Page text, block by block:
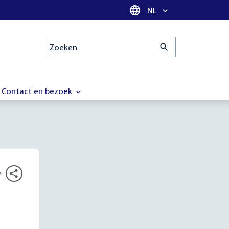
Taal selectie
NL
Zoeken
Contact en bezoek